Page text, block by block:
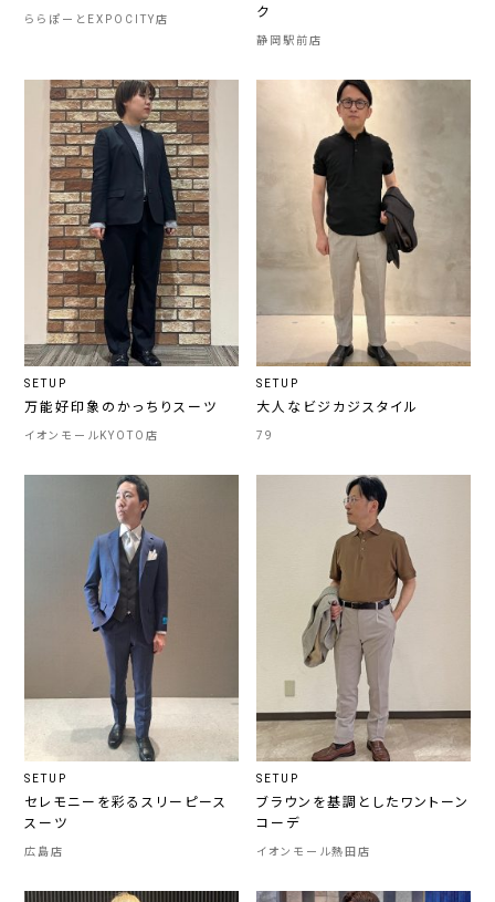
ららぽーとEXPOCITY店
ク
静岡駅前店
SETUP
万能好印象のかっちりスーツ
イオンモールKYOTO店
SETUP
大人なビジカジスタイル
79
SETUP
セレモニーを彩るスリーピース
スーツ
広島店
SETUP
ブラウンを基調としたワントーン
コーデ
イオンモール熱田店